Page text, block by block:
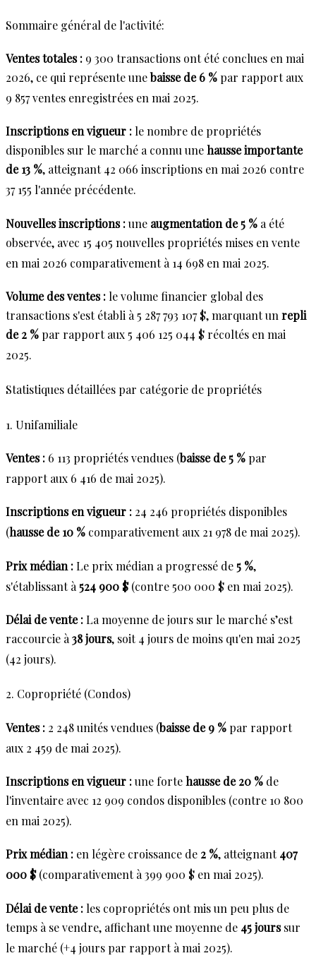
Sommaire général de l'activité:
Ventes totales : 9 300 transactions ont été conclues en mai
2026, ce qui représente unebaisse de 6 % par rapport aux
9 857 ventes enregistrées en mai 2025.
Inscriptions en vigueur : le nombre de propriétés
disponibles sur le marché a connu unehausse importante
de 13 %, atteignant 42 066 inscriptions en mai 2026 contre
37 155 l'année précédente.
Nouvelles inscriptions :une augmentation de 5 % a été
observée, avec 15 405 nouvelles propriétés mises en vente
en mai 2026 comparativement à 14 698 en mai 2025.
Volume des ventes : le volume financier global des
transactions s'est établi à 5 287 793 107 $, marquant un repli
de 2 % par rapport aux 5 406 125 044 $ récoltés en mai
2025.
Statistiques détaillées par catégorie de propriétés
1. Unifamiliale
Ventes : 6 113 propriétés vendues (baisse de 5 % par
rapport aux 6 416 de mai 2025).
Inscriptions en vigueur : 24 246 propriétés disponibles
(hausse de 10 % comparativement aux 21 978 de mai 2025).
Prix médian :Le prix médian a progressé de 5 %,
s'établissant à 524 900 $(contre 500 000 $ en mai 2025).
Délai de vente :La moyenne de jours sur le marché s’est
raccourcie à 38 jours, soit 4 jours de moins qu'en mai 2025
(42 jours).
2. Copropriété (Condos)
Ventes : 2 248 unités vendues (baisse de 9 % par rapport
aux 2 459 de mai 2025).
Inscriptions en vigueur :une fortehausse de 20 % de
l'inventaire avec 12 909 condos disponibles (contre 10 800
en mai 2025).
Prix médian : en légère croissance de 2 %, atteignant407
000 $(comparativement à 399 900 $ en mai 2025).
Délai de vente : les copropriétés ont mis un peu plus de
temps à se vendre, affichant une moyenne de 45 jourssur
le marché (+4 jours par rapport à mai 2025).